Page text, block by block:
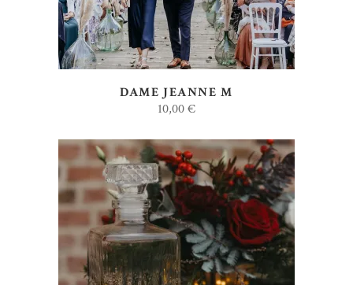
DAME JEANNE M
10,00€
AJOUTER AU DEVIS